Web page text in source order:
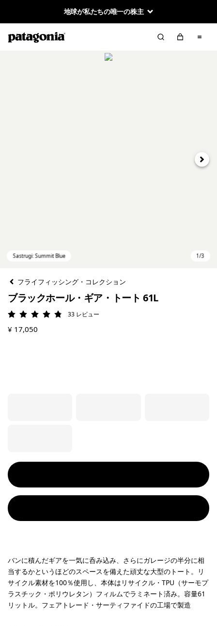
地球が私たちの唯一の株主
次へ
フライフィッシング・コレクション
ブラックホール・ギア・トート 61L
評価: 4.8 / 5
33 レビュー
¥ 17,050
バンに積んだギアを一気に呑み込み、さらにガレージの半分に相
当するかというほどのスペースを備えた頑丈な大型のトート。リ
サイクル素材を100％使用し、本体はリサイクル・TPU（サーモプ
ラスチック・ポリウレタン）フィルムでラミネート済み。容量61
リットル。フェアトレード・サーティファイドの工場で製造